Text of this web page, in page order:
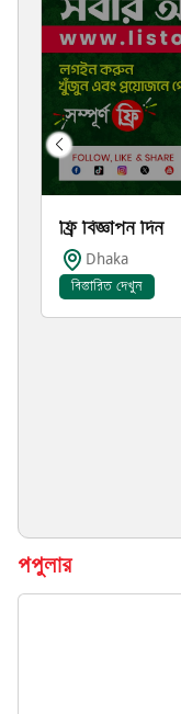
ফ্রি বিজ্ঞাপন দিন
Dhaka
বিস্তারিত দেখুন
পপুলার